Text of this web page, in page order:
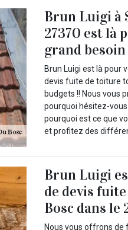
Brun Luigi à
27370 est là
grand
Brun Luigi est là pour
devis fuite de toiture
budgets !! Nous vous
pourquoi hésitez-
pourquoi est ce que
et profitez des
Brun Luigi
de devis
Bosc dans le
Nous vous offrons de